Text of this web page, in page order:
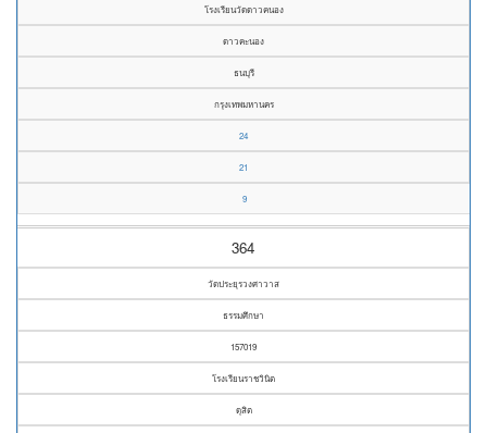
โรงเรียนวัดดาวคนอง
ดาวคะนอง
ธนบุรี
กรุงเทพมหานคร
24
21
9
364
วัดประยุรวงศาวาส
ธรรมศึกษา
157019
โรงเรียนราชวินิต
ดุสิต